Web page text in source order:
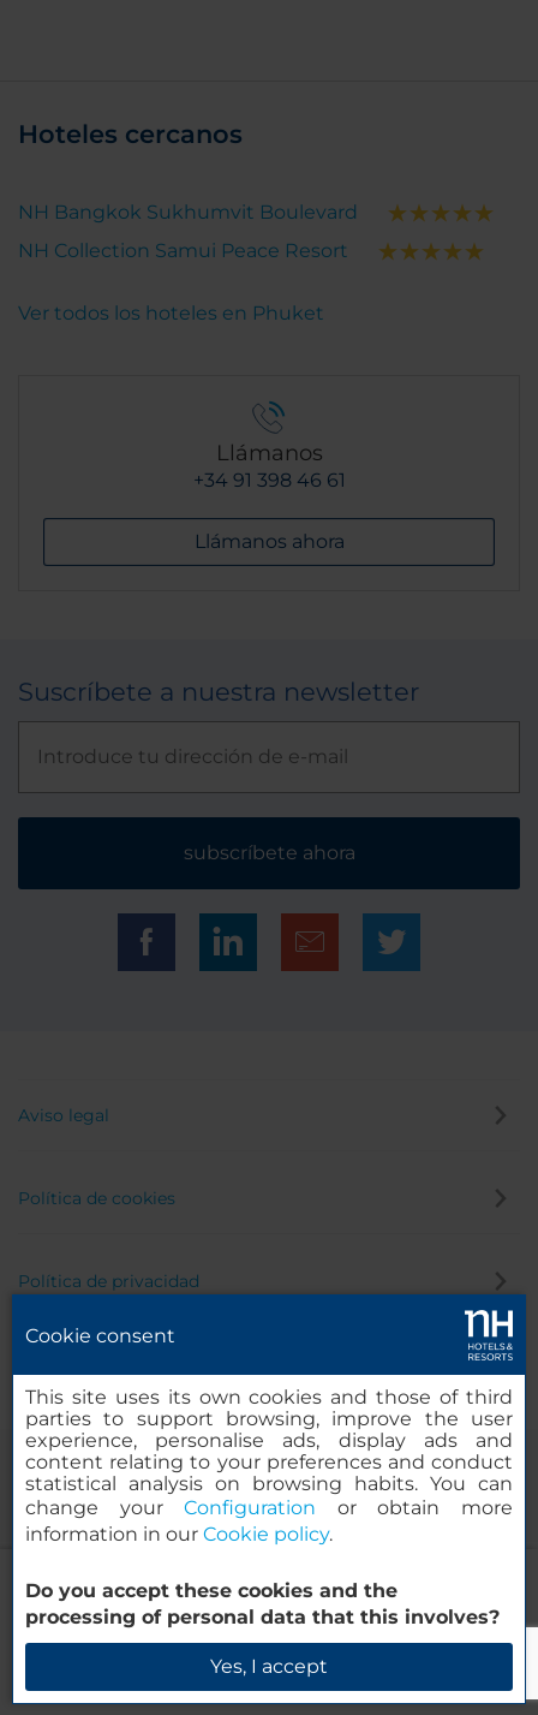
NH Boat Lagoon Phuket Resort
Verificar disponibilidad
Hoteles cercanos
NH Bangkok Sukhumvit Boulevard
NH Collection Samui Peace Resort
Ver todos los hoteles en Phuket
Llámanos
+34 91 398 46 61
Llámanos ahora
Suscríbete a nuestra newsletter
subscríbete ahora
Aviso legal
Política de cookies
Política de privacidad
© 2000-2026 MINOR HOTELS EUROPE & AMERICAS Santa Engracia,
120. 28003 Madrid, España
Cookie consent
This site uses its own cookies and those of third
parties to support browsing, improve the user
experience, personalise ads, display ads and
content relating to your preferences and conduct
statistical analysis on browsing habits. You can
change yourConfiguration or obtain more
information in our Cookie policy.
Do you accept these cookies and the
processing of personal data that this involves?
Yes, I accept